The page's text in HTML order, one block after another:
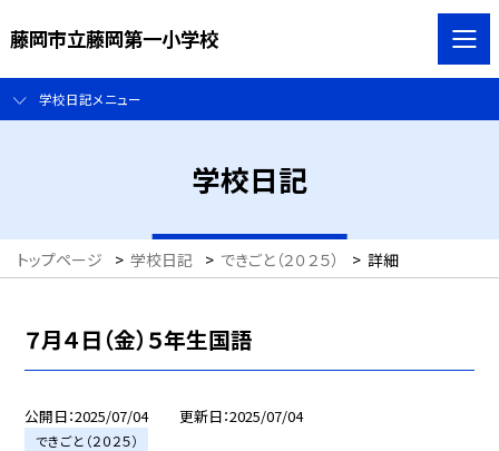
藤岡市立藤岡第一小学校
学校日記メニュー
学校日記
トップページ > 学校日記 > できごと（２０２５） > 詳細
７月４日（金）５年生国語
公開日 2025/07/04 更新日 2025/07/04
できごと（２０２５）